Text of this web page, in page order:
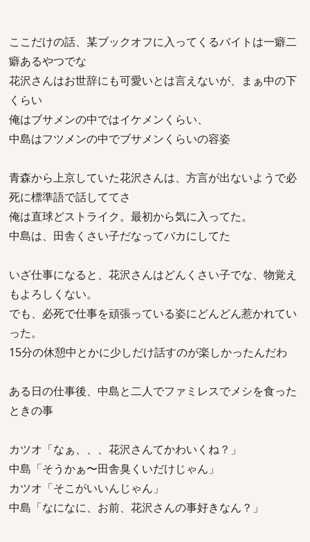
ここだけの話、某ブックオフに入ってくるバイトは一癖二
癖あるやつでな
花沢さんはお世辞にも可愛いとは言えないが、まぁ中の下
くらい
俺はブサメンの中ではイケメンくらい、
中島はフツメンの中でブサメンくらいの容姿
青森から上京していた花沢さんは、方言が出ないようで必
死に標準語で話しててさ
俺は直球どストライク。最初から気に入ってた。
中島は、田舎くさい子だなってバカにしてた
いざ仕事になると、花沢さんはどんくさい子でな、物覚え
もよろしくない。
でも、必死で仕事を頑張っている姿にどんどん惹かれてい
った。
15分の休憩中とかに少しだけ話すのが楽しかったんだわ
ある日の仕事後、中島と二人でファミレスでメシを食った
ときの事
カツオ「なぁ、、、花沢さんてかわいくね？」
中島「そうかぁ〜田舎臭くいだけじゃん」
カツオ「そこがいいんじゃん」
中島「なになに、お前、花沢さんの事好きなん？」